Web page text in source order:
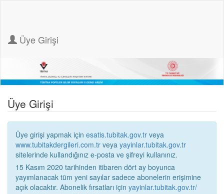
Üye Girişi
Üye Girişi
Üye girişi yapmak için esatis.tubitak.gov.tr veya
www.tubitakdergileri.com.tr veya yayinlar.tubitak.gov.tr
sitelerinde kullandığınız e-posta ve şifreyi kullanınız.
15 Kasım 2020 tarihinden itibaren dört ay boyunca
yayımlanacak tüm yeni sayılar sadece abonelerin erişimine
açık olacaktır. Abonelik fırsatları için yayinlar.tubitak.gov.tr/